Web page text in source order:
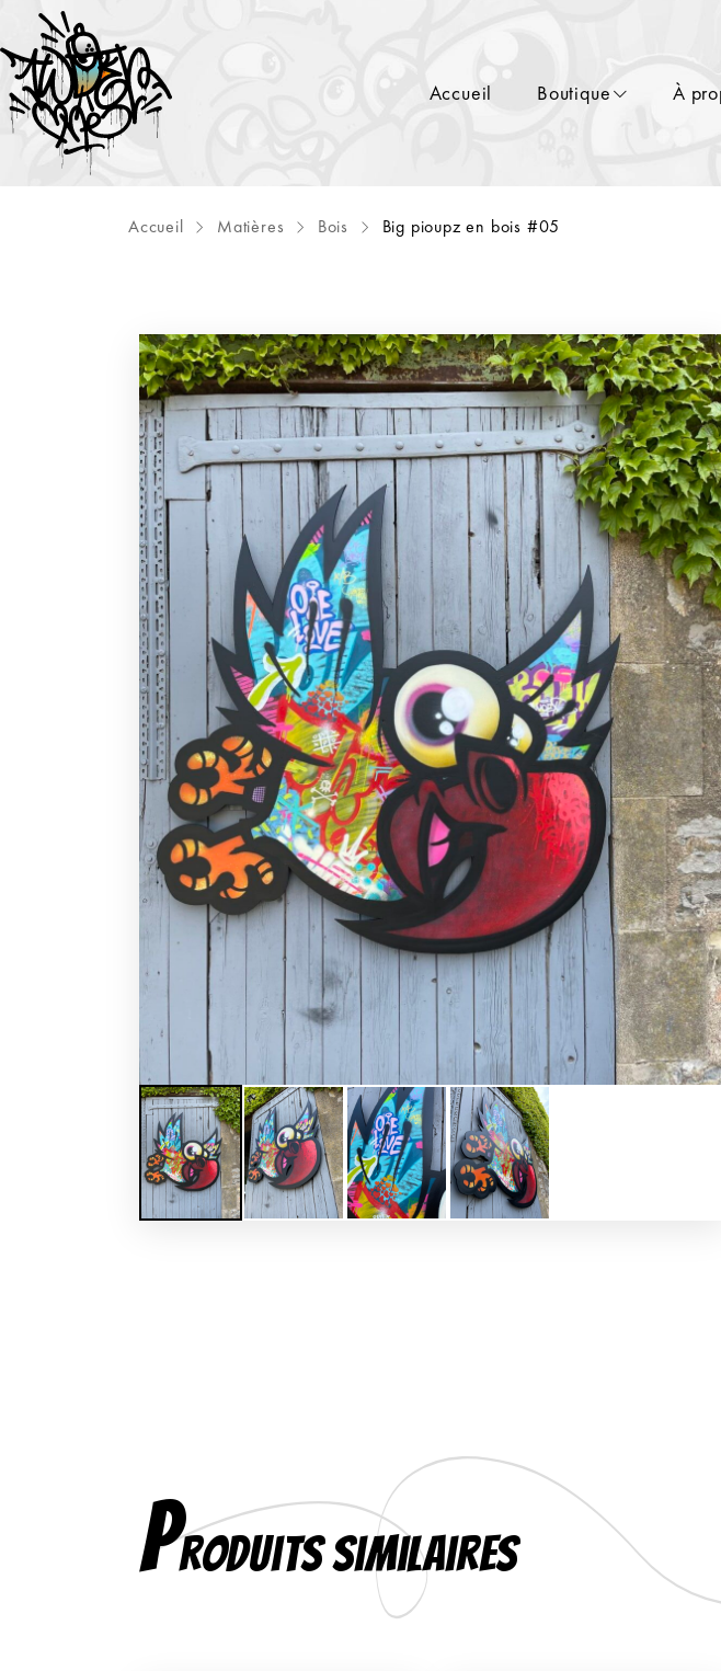
Accueil Boutique À
Accueil Matières Bois Big pioupz en bois #05
Produits similaires